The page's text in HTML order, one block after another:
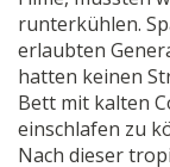
runterkühlen.
erlaubten
hatten keinen
Bett mit kalten
einschlafen zu
Nach dieser